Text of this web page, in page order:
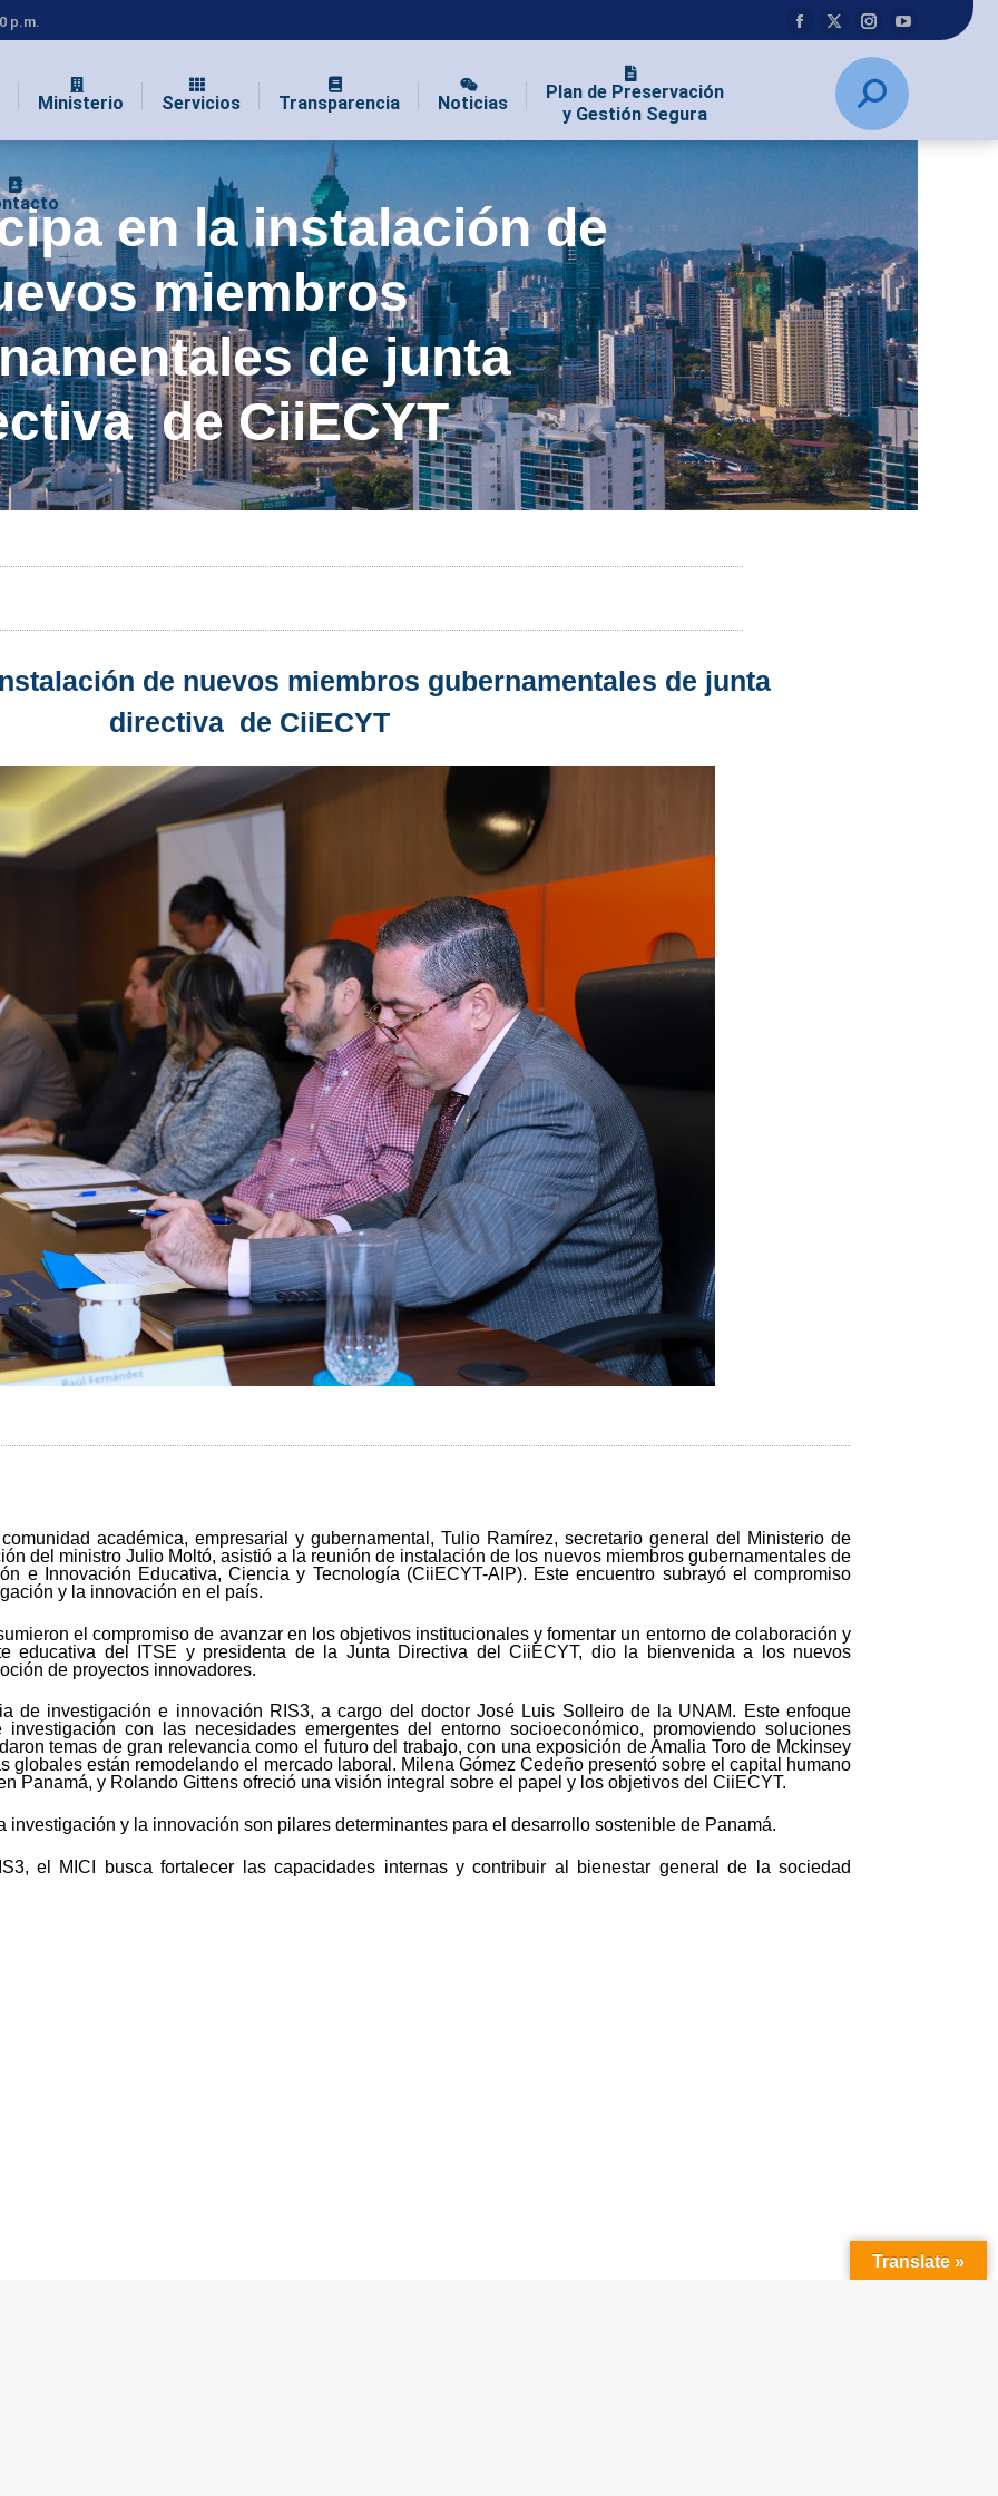
p.m.
Ministerio Servicios Transparencia Noticias
Plan de Preservación
y Gestión Segura
en la instalación de
miembros
de junta
de CiiECYT
de nuevos miembros gubernamentales de junta
directiva de CiiECYT
académica, empresarial y gubernamental, Tulio Ramírez, secretario general del Ministerio de
del ministro Julio Moltó, asistió a la reunión de instalación de los nuevos miembros gubernamentales de
e Innovación Educativa, Ciencia y Tecnología (CiiECYT-AIP). Este encuentro subrayó el compromiso
y la innovación en el país.
el compromiso de avanzar en los objetivos institucionales y fomentar un entorno de colaboración y
educativa del ITSE y presidenta de la Junta Directiva del CiiECYT, dio la bienvenida a los nuevos
de proyectos innovadores.
de investigación e innovación RIS3, a cargo del doctor José Luis Solleiro de la UNAM. Este enfoque
con las necesidades emergentes del entorno socioeconómico, promoviendo soluciones
temas de gran relevancia como el futuro del trabajo, con una exposición de Amalia Toro de Mckinsey
globales están remodelando el mercado laboral. Milena Gómez Cedeño presentó sobre el capital humano
Panamá, y Rolando Gittens ofreció una visión integral sobre el papel y los objetivos del CiiECYT.
investigación y la innovación son pilares determinantes para el desarrollo sostenible de Panamá.
el MICI busca fortalecer las capacidades internas y contribuir al bienestar general de la sociedad
Translate »